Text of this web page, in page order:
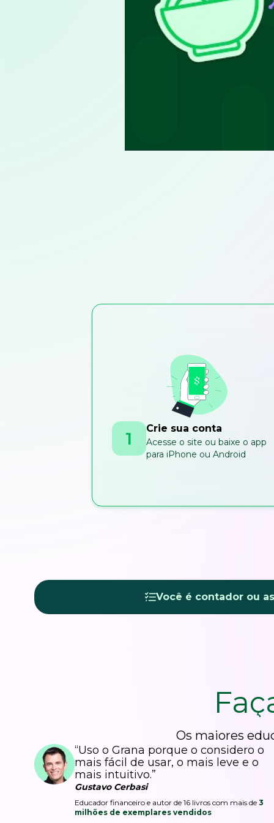
1 Crie sua conta
Acesse o site ou baixe o app
para iPhone ou Android
Você é contador ou
Os maiores
“Uso o Grana porque o considero o
mais fácil de usar, o mais leve e o
mais intuitivo.”
Gustavo Cerbasi
Educador financeiro e autor de 16 livros com mais de 3
milhões de exemplares vendidos